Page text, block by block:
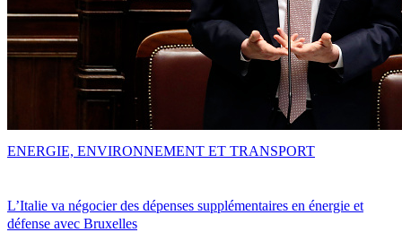
L’Italie va négocier des dépenses supplémentaires en énergie et
défense avec Bruxelles
ENERGIE, ENVIRONNEMENT ET TRANSPORT